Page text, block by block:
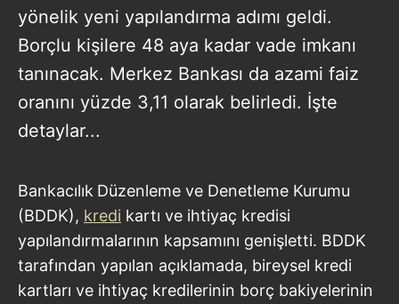
yönelik yeni yapılandırma adımı geldi.
Borçlu kişilere 48 aya kadar vade imkanı
tanınacak. Merkez Bankası da azami faiz
oranını yüzde 3,11 olarak belirledi. İşte
detaylar...
Bankacılık Düzenleme ve Denetleme Kurumu
(BDDK), kredi kartı ve ihtiyaç kredisi
yapılandırmalarının kapsamını genişletti. BDDK
tarafından yapılan açıklamada, bireysel kredi
kartları ve ihtiyaç kredilerinin borç bakiyelerinin